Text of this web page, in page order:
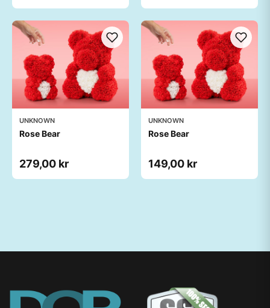
UNKNOWN
Rose Bear
279,00 kr
UNKNOWN
Rose Bear
149,00 kr